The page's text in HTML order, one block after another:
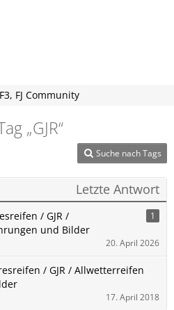
FJ Community
„GJR“
Suche nach Tags
Letzte Antwort
/ GJR /
und Bilder
1
20. April 2026
/ GJR / Allwetterreifen
17. April 2018